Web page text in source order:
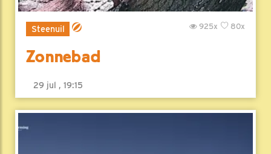
Steenuil 80x
925x
Zonnebad
29 jul , 19:15